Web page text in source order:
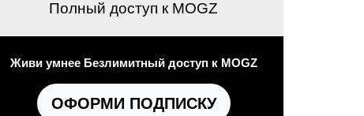
Полный доступ к MOGZ
Живи умнее Безлимитный доступ к MOGZ
ОФОРМИ ПОДПИСКУ